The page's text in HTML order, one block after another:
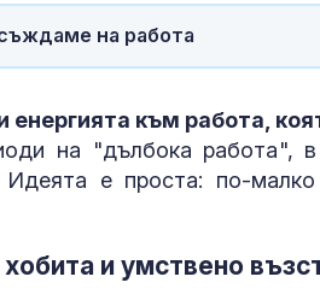
на работа
енергията към работа,
на "дълбока работа",
Идеята е проста: по-
и умствено